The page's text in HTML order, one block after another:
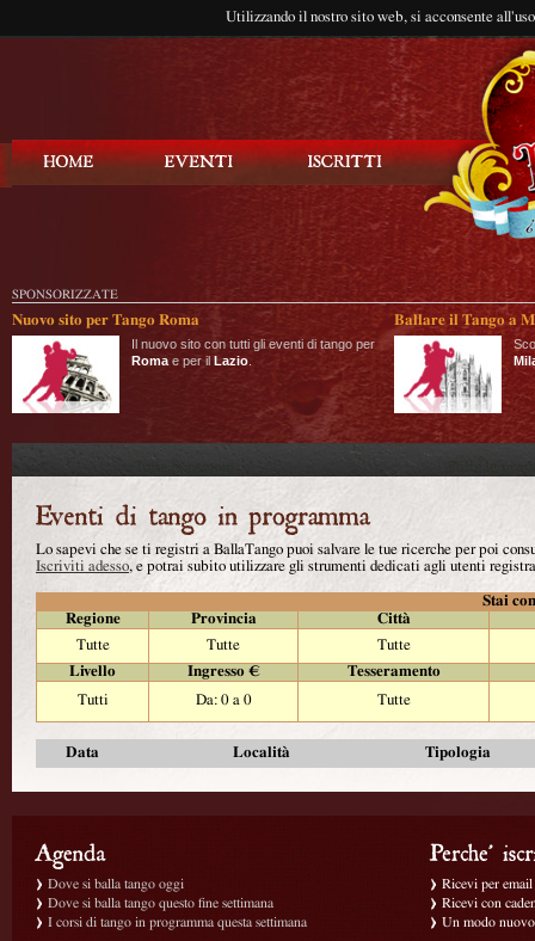
Utilizzando il nostro sito web, si acconsente
SPONSORIZZATE
Nuovo sito per Tango Roma
Il nuovo sito con tutti gli eventi di tango per
Roma e per il Lazio
Ballare il Tango a
Lo sapevi che se ti registri a BallaTango puoi salvare le tue ricerche per poi
Iscriviti adesso, e potrai subito utilizzare gli strumenti dedicati agli utenti
Stai
Regione
Provincia
Città
Tutte
Tutte
Tutte
Livello
Ingresso €
Tesseramento
Tutti
Da: 0 a 0 Tutte
Data Località Tipologia
Dove si balla tango oggi
Dove si balla tango questo fine settimana
I corsi di tango in programma questa settimana
Ricevi per
Ricevi con
Un modo